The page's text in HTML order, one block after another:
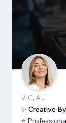
VIC, AU
✨ Creative
⭐